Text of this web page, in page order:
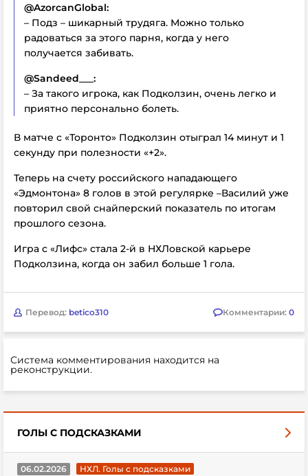
@AzorcanGlobal:
– Подз – шикарный трудяга. Можно только
радоваться за этого парня, когда у него
получается забивать.
@Sandeed___:
– За такого игрока, как Подколзин, очень легко и
приятно персонально болеть.
В матче с «Торонто» Подколзин отыграл 14 минут и 1
секунду при полезности «+2».
Теперь на счету российского нападающего
«Эдмонтона» 8 голов в этой регулярке –Василий уже
повторил свой снайперский показатель по итогам
прошлого сезона.
Игра с «Лифс» стала 2-й в НХЛовской карьере
Подколзина, когда он забил больше 1 гола.
Перевод: betico310 Комментарии: 0
Система комментирования находится на
реконструкции.
ГОЛЫ С ПОДСКАЗКАМИ
06.02.2026
НХЛ. Голы с подсказками